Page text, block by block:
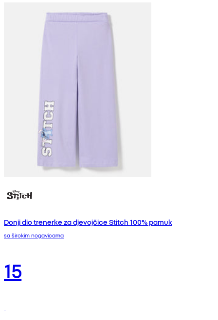
Donji dio trenerke za djevojčice Stitch 100% pamuk
sa širokim nogavicama
15